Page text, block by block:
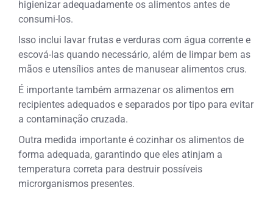
higienizar adequadamente os alimentos antes de
consumi-los.
Isso inclui lavar frutas e verduras com água corrente e
escová-las quando necessário, além de limpar bem as
mãos e utensílios antes de manusear alimentos crus.
É importante também armazenar os alimentos em
recipientes adequados e separados por tipo para evitar
a contaminação cruzada.
Outra medida importante é cozinhar os alimentos de
forma adequada, garantindo que eles atinjam a
temperatura correta para destruir possíveis
microrganismos presentes.